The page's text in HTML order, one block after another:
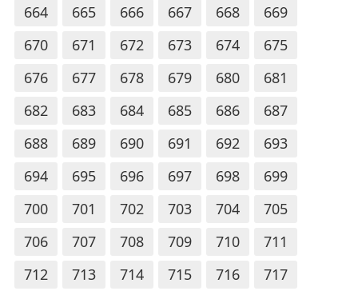
664
665 666 667 668
669
670
671 672 673 674
675
676
677 678 679 680
681
682
683 684 685 686
687
688
689 690 691 692
693
694
695 696 697 698
699
700
701 702 703 704
705
706
707 708 709 710
711
712
713 714 715 716
717